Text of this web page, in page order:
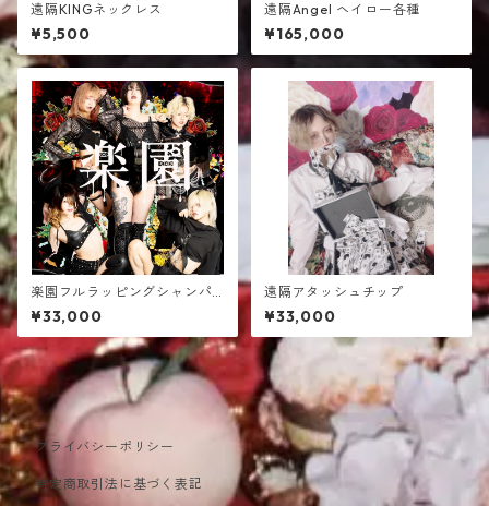
遠隔KINGネックレス
¥5,500
遠隔Angel ヘイロー各種
¥165,000
楽園フルラッピングシャンパ
ン
¥33,000
遠隔アタッシュチップ
¥33,000
プライバシーポリシー
特定商取引法に基づく表記